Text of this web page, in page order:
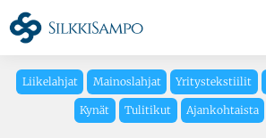
Liikelahjat Mainoslahjat Yritystekstiilit
Kynät Tulitikut Ajankohtaista